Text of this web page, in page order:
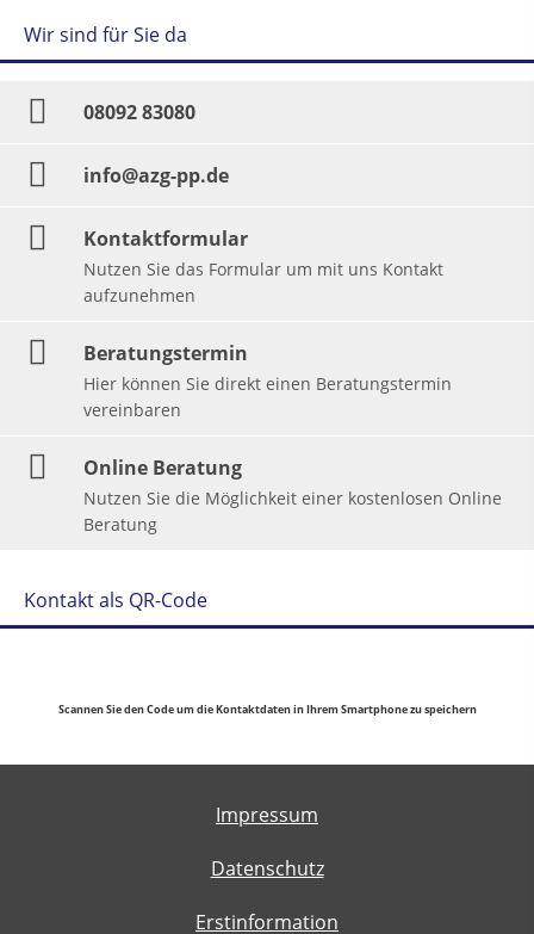
Wir sind für Sie da
08092 83080
info@azg-pp.de
Kontaktformular
Nutzen Sie das Formular um mit uns Kontakt
aufzunehmen
Beratungstermin
Hier können Sie direkt einen Beratungstermin
vereinbaren
Online Beratung
Nutzen Sie die Möglichkeit einer kostenlosen Online
Beratung
Kontakt als QR-Code
Scannen Sie den Code um die Kontaktdaten in Ihrem Smartphone zu speichern
Impressum
Datenschutz
Erstinformation